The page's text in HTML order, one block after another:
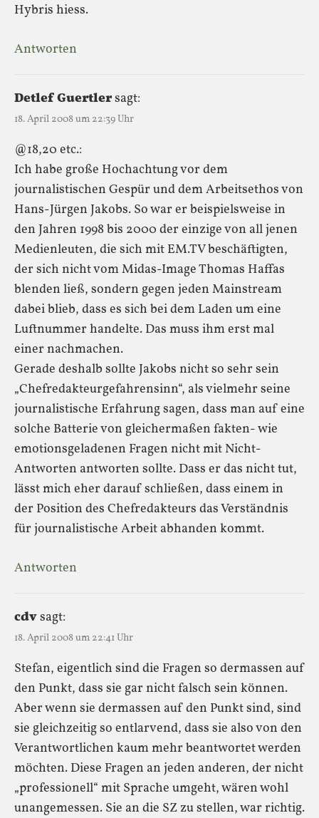
Hybris hiess.
Antworten
Detlef Guertlersagt:
18. April 2008 um 22:39 Uhr
@18,20 etc.:
Ich habe große Hochachtung vor dem
journalistischen Gespür und dem Arbeitsethos von
Hans-Jürgen Jakobs. So war er beispielsweise in
den Jahren 1998 bis 2000 der einzige von all jenen
Medienleuten, die sich mit EM.TV beschäftigten,
der sich nicht vom Midas-Image Thomas Haffas
blenden ließ, sondern gegen jeden Mainstream
dabei blieb, dass es sich bei dem Laden um eine
Luftnummer handelte. Das muss ihm erst mal
einer nachmachen.
Gerade deshalb sollte Jakobs nicht so sehr sein
„Chefredakteurgefahrensinn“, als vielmehr seine
journalistische Erfahrung sagen, dass man auf eine
solche Batterie von gleichermaßen fakten- wie
emotionsgeladenen Fragen nicht mit Nicht-
Antworten antworten sollte. Dass er das nicht tut,
lässt mich eher darauf schließen, dass einem in
der Position des Chefredakteurs das Verständnis
für journalistische Arbeit abhanden kommt.
Antworten
cdvsagt:
18. April 2008 um 22:41 Uhr
Stefan, eigentlich sind die Fragen so dermassen auf
den Punkt, dass sie gar nicht falsch sein können.
Aber wenn sie dermassen auf den Punkt sind, sind
sie gleichzeitig so entlarvend, dass sie also von den
Verantwortlichen kaum mehr beantwortet werden
möchten. Diese Fragen an jeden anderen, der nicht
„professionell“ mit Sprache umgeht, wären wohl
unangemessen. Sie an die SZ zu stellen, war richtig.